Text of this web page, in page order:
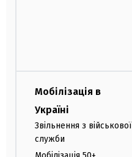
Мобілізація в
Україні
Звільнення з військової
служби